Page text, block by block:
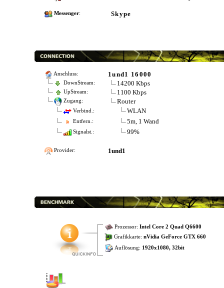
Messenger: Skype
Anschluss: 1und1 16000
DownStream: 14200 Kbps
UpStream: 1100 Kbps
Zugang: Router
Verbind.: WLAN
Entfern.: 5m, 1 Wand
Signalst.: 99%
Provider: 1und1
Prozessor: Intel Core 2 Quad Q6600
Grafikkarte: nVidia GeForce GTX 660
Auflösung: 1920x1080, 32bit